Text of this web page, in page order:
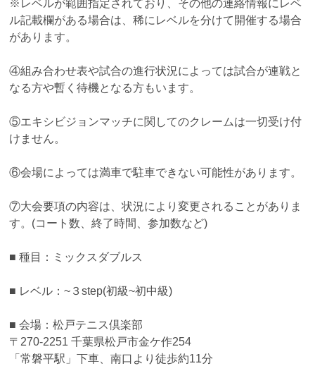
※レベルが範囲指定されており、その他の連絡情報にレベ
ル記載欄がある場合は、稀にレベルを分けて開催する場合
があります。
④組み合わせ表や試合の進行状況によっては試合が連戦と
なる方や暫く待機となる方もいます。
⑤エキシビジョンマッチに関してのクレームは一切受け付
けません。
⑥会場によっては満車で駐車できない可能性があります。
⑦大会要項の内容は、状況により変更されることがありま
す。(コート数、終了時間、参加数など)
■ 種目：ミックスダブルス
■ レベル：~３step(初級~初中級)
■ 会場：松戸テニス倶楽部
〒270-2251 千葉県松戸市金ケ作254
「常磐平駅」下車、南口より徒歩約11分